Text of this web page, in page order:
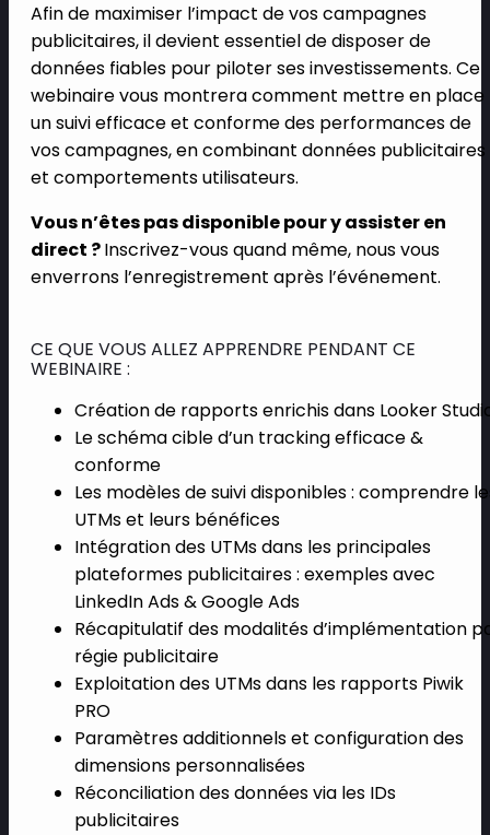
Afin de maximiser l’impact de vos campagnes
publicitaires, il devient essentiel de disposer de
données fiables pour piloter ses investissements. Ce
webinaire vous montrera comment mettre en place
un suivi efficace et conforme des performances de
vos campagnes, en combinant données publicitaires
et comportements utilisateurs.
Vous n’êtes pas disponible pour y assister en
direct ?Inscrivez-vous quand même, nous vous
enverrons l’enregistrement après l’événement.
CE QUE VOUS ALLEZ APPRENDRE PENDANT CE
WEBINAIRE :
Création de rapports enrichis dans Looker
Le schéma cible d’un tracking efficace &
conforme
Les modèles de suivi disponibles : comprendre
UTMs et leurs bénéfices
Intégration des UTMs dans les principales
plateformes publicitaires : exemples avec
LinkedIn Ads & Google Ads
Récapitulatif des modalités d’implémentation
régie publicitaire
Exploitation des UTMs dans les rapports Piwik
PRO
Paramètres additionnels et configuration des
dimensions personnalisées
Réconciliation des données via les IDs
publicitaires